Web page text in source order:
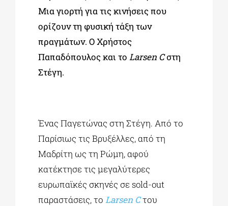
Μια γιορτή για τις κινήσεις που
ορίζουν τη φυσική τάξη των
πραγμάτων. Ο Χρήστος
Παπαδόπουλος και το Larsen Cστη
Στέγη.
Ένας Παγετώνας στη Στέγη. Από το
Παρίσιως τις Βρυξέλλες, από τη
Μαδρίτη ως τη Ρώμη, αφού
κατέκτησε τις μεγαλύτερες
ευρωπαϊκές σκηνές σε sold-out
παραστάσεις, το Larsen Cτου